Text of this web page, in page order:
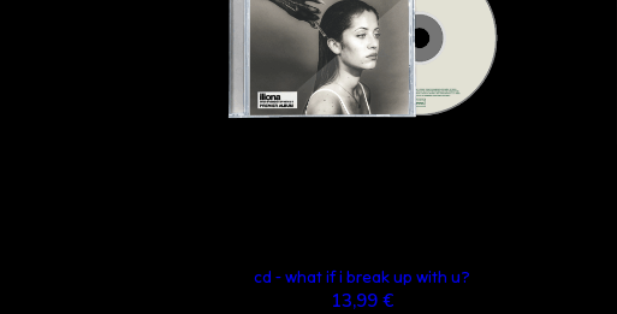
cd - what if i break up with u?
13,99 €